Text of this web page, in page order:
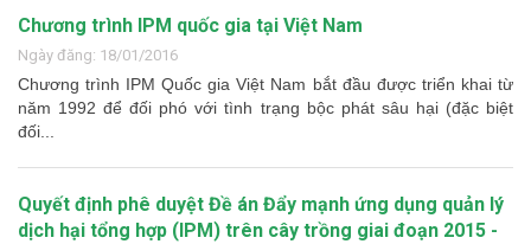
Chương trình IPM quốc gia tại Việt Nam
Ngày đăng: 18/01/2016
Chương trình IPM Quốc gia Việt Nam bắt đầu được triển khai từ
năm 1992 để đối phó với tình trạng bộc phát sâu hại (đặc biệt
đối...
Quyết định phê duyệt Đề án Đẩy mạnh ứng dụng quản lý
dịch hại tổng hợp (IPM) trên cây trồng giai đoạn 2015 -